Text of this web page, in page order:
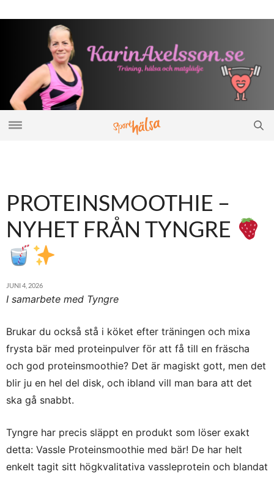
PROTEINSMOOTHIE –
NYHET FRÅN TYNGRE
JUNI 4, 2026
I samarbete med Tyngre
Brukar du också stå i köket efter träningen och mixa
frysta bär med proteinpulver för att få till en fräscha
och god proteinsmoothie? Det är magiskt gott, men det
blir ju en hel del disk, och ibland vill man bara att det
ska gå snabbt.
Tyngre har precis släppt en produkt som löser exakt
detta: Vassle Proteinsmoothie med bär! De har helt
enkelt tagit sitt högkvalitativa vassleprotein och blandat